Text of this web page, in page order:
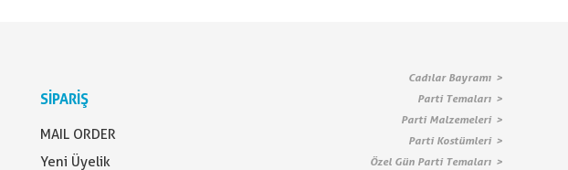
SİPARİŞ
MAIL ORDER
Yeni Üyelik
Cadılar Bayramı
Parti Temaları
Parti Malzemeleri
Parti Kostümleri
Özel Gün Parti Temaları